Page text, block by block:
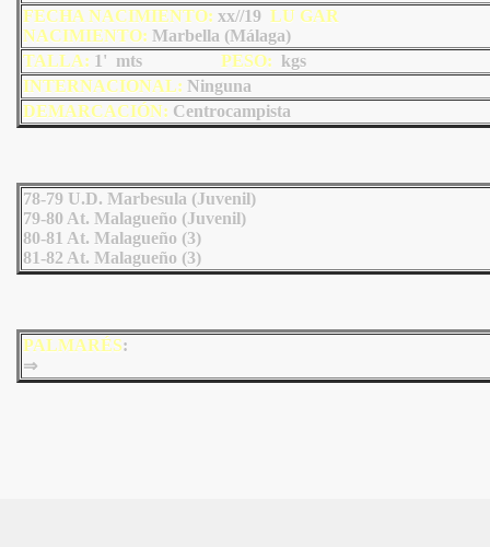
FECHA NACIMIENTO: xx//19 LU GAR
NACIMIENTO: Marbella (Málaga)
TALLA: 1' mts PESO: kgs
INTERNACIONAL: Ninguna
DEMARCACIÓN: Centrocampista
78-79 U.D. Marbesula (Juvenil)
79-80 At. Malagueño (Juvenil)
80-81 At. Malagueño (3)
81-82 At. Malagueño (3)
PALMARÉS:
⇒